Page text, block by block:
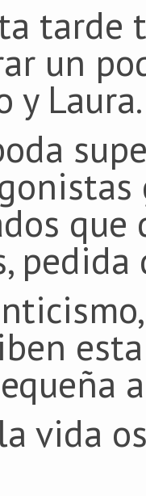
tarde
un
y
que
pedida
vida